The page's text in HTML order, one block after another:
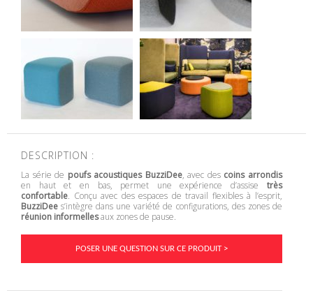
DESCRIPTION :
La série de poufs acoustiques BuzziDee, avec des coins arrondis
en haut et en bas, permet une expérience d’assise très
confortable. Conçu avec des espaces de travail flexibles à l’esprit,
BuzziDee s’intègre dans une variété de configurations, des zones de
réunion informellesaux zones de pause.
POSER UNE QUESTION SUR CE PRODUIT >